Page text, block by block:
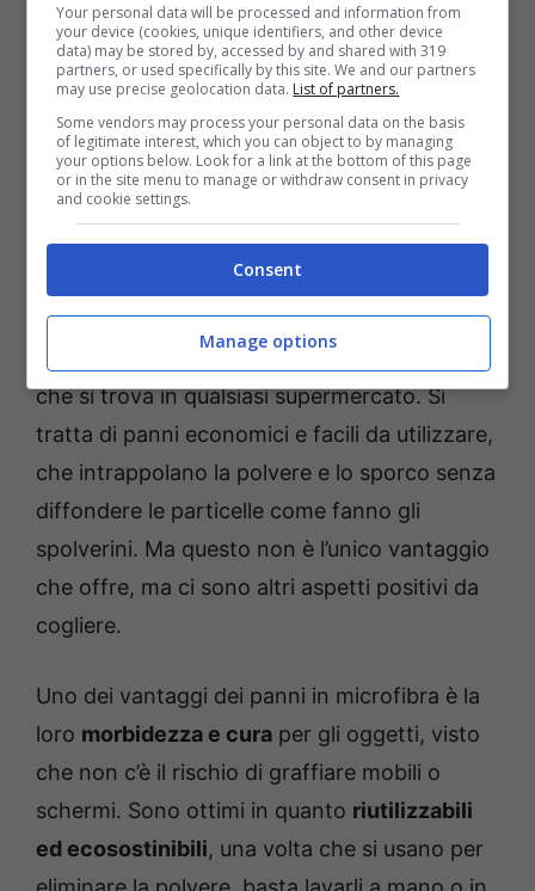
Spolverare casa, l’alternativa allo spolverino: questo
Non tutti ci pensano, ma un’alternativa più
che intelligenza al classico spolverino è un
panno in microfibra riutilizzabile
che si trova in qualsiasi supermercato. Si
tratta di panni economici e facili da utilizzare,
che intrappolano la polvere e lo sporco senza
diffondere le particelle come fanno gli
spolverini. Ma questo non è l’unico vantaggio
che offre, ma ci sono altri aspetti positivi da
cogliere.
Uno dei vantaggi dei panni in microfibra è la
loro morbidezza e cura per gli oggetti, visto
che non c’è il rischio di graffiare mobili o
schermi. Sono ottimi in quanto riutilizzabili
ed ecosostinibili, una volta che si usano per
Your personal data will be processed and information from
your device (cookies, unique identifiers, and other device
data) may be stored by, accessed by and shared with 319
partners, or used specifically by this site. We and our partners
may use precise geolocation data. List of partners.
Some vendors may process your personal data on the basis
of legitimate interest, which you can object to by managing
your options below. Look for a link at the bottom of this page
or in the site menu to manage or withdraw consent in privacy
and cookie settings.
Consent
Manage options